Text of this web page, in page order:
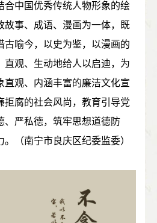
合中国优秀传统人物形象的绘
故事、成语、漫画为一体，既
古喻今，以史为鉴，以漫画的
直观、生动地给人以启迪，为
直观、内涵丰富的廉洁文化宣
拒腐的社会风尚，教育引导党
、严私德，筑牢思想道德防
（南宁市良庆区纪委监委）